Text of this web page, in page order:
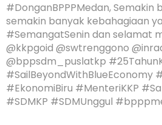
#DonganBPPPMedan, Semakin
semakin banyak kebahagiaan
#SemangatSenin dan selamat
@kkpgoid @swtrenggono
@bppsdm_puslatkp
#SailBeyondWithBlueEconomy
#EkonomiBiru #MenteriKKP
#SDMKP #SDMUnggul